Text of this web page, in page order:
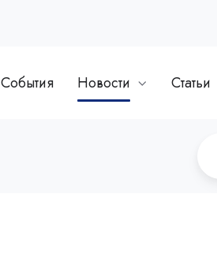
События Новости Статьи